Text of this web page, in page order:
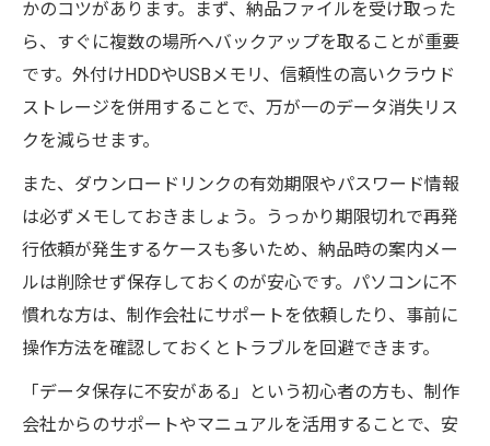
かのコツがあります。まず、納品ファイルを受け取った
ら、すぐに複数の場所へバックアップを取ることが重要
です。外付けHDDやUSBメモリ、信頼性の高いクラウド
ストレージを併用することで、万が一のデータ消失リス
クを減らせます。
また、ダウンロードリンクの有効期限やパスワード情報
は必ずメモしておきましょう。うっかり期限切れで再発
行依頼が発生するケースも多いため、納品時の案内メー
ルは削除せず保存しておくのが安心です。パソコンに不
慣れな方は、制作会社にサポートを依頼したり、事前に
操作方法を確認しておくとトラブルを回避できます。
「データ保存に不安がある」という初心者の方も、制作
会社からのサポートやマニュアルを活用することで、安